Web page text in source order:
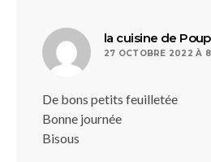
la cuisine de
27 OCTOBRE 2022 À
De bons petits feuilletée
Bonne journée
Bisous